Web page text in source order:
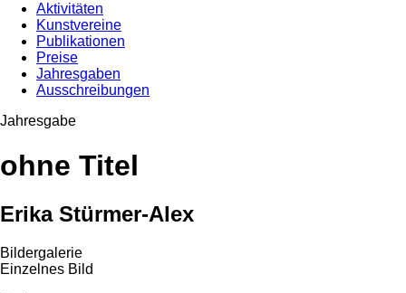
Aktivitäten
Kunstvereine
Publikationen
Preise
Jahresgaben
Ausschreibungen
Jahresgabe
ohne Titel
Erika Stürmer-Alex
Bildergalerie
Einzelnes Bild